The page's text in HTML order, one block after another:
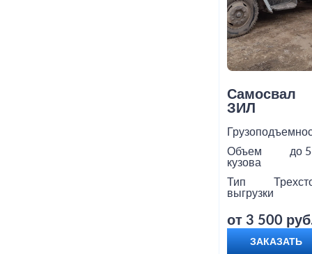
Самосвал
ЗИЛ
Объем
кузова
до
Тип
выгрузки
от 3 500
ЗАКАЗАТЬ